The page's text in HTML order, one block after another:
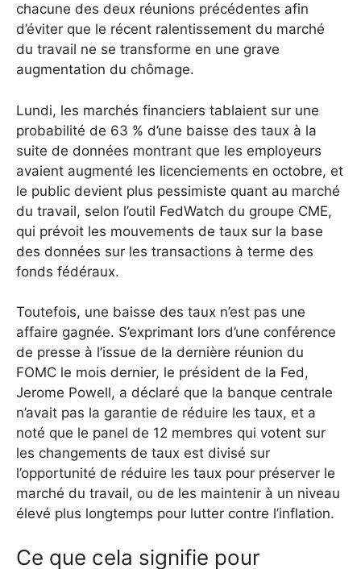
chacune des deux réunions précédentes afin
d’éviter que le récent ralentissement du marché
du travail ne se transforme en une grave
augmentation du chômage.
Lundi, les marchés financiers tablaient sur une
probabilité de 63 % d’une baisse des taux à la
suite de données montrant que les employeurs
avaient augmenté les licenciements en octobre, et
le public devient plus pessimiste quant au marché
du travail, selon l’outil FedWatch du groupe CME,
qui prévoit les mouvements de taux sur la base
des données sur les transactions à terme des
fonds fédéraux.
Toutefois, une baisse des taux n’est pas une
affaire gagnée. S’exprimant lors d’une conférence
de presse à l’issue de la dernière réunion du
FOMC le mois dernier, le président de la Fed,
Jerome Powell, a déclaré que la banque centrale
n’avait pas la garantie de réduire les taux, et a
noté que le panel de 12 membres qui votent sur
les changements de taux est divisé sur
l’opportunité de réduire les taux pour préserver le
marché du travail, ou de les maintenir à un niveau
élevé plus longtemps pour lutter contre l’inflation.
Ce que cela signifie pour